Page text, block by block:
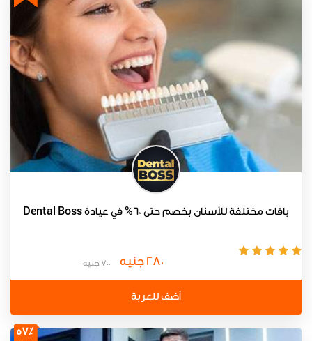
باقات مختلفة للأسنان بخصم حتى 60% في عيادة Dental Boss
280 جنيه 700 جنيه
أضف للعربة
57٪